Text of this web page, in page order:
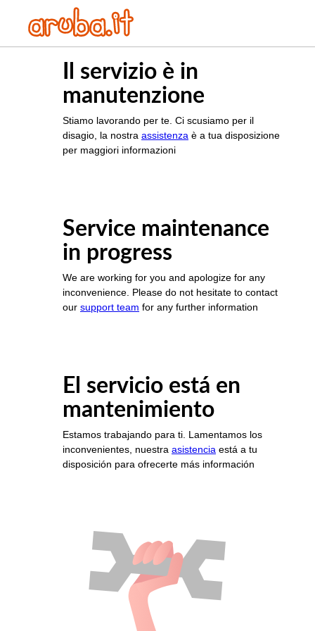
Il servizio è in
manutenzione
Stiamo lavorando per te. Ci scusiamo per il
disagio, la nostra assistenza è a tua disposizione
per maggiori informazioni
Service maintenance
in progress
We are working for you and apologize for any
inconvenience. Please do not hesitate to contact
our support team for any further information
El servicio está en
mantenimiento
Estamos trabajando para ti. Lamentamos los
inconvenientes, nuestra asistencia está a tu
disposición para ofrecerte más información